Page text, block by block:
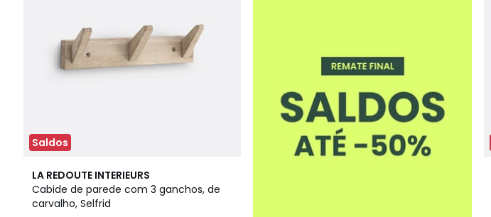
Saldos
LA REDOUTE INTERIEURS
Cabide de parede com 3 ganchos, de
carvalho, Selfrid
4,2
/ 5